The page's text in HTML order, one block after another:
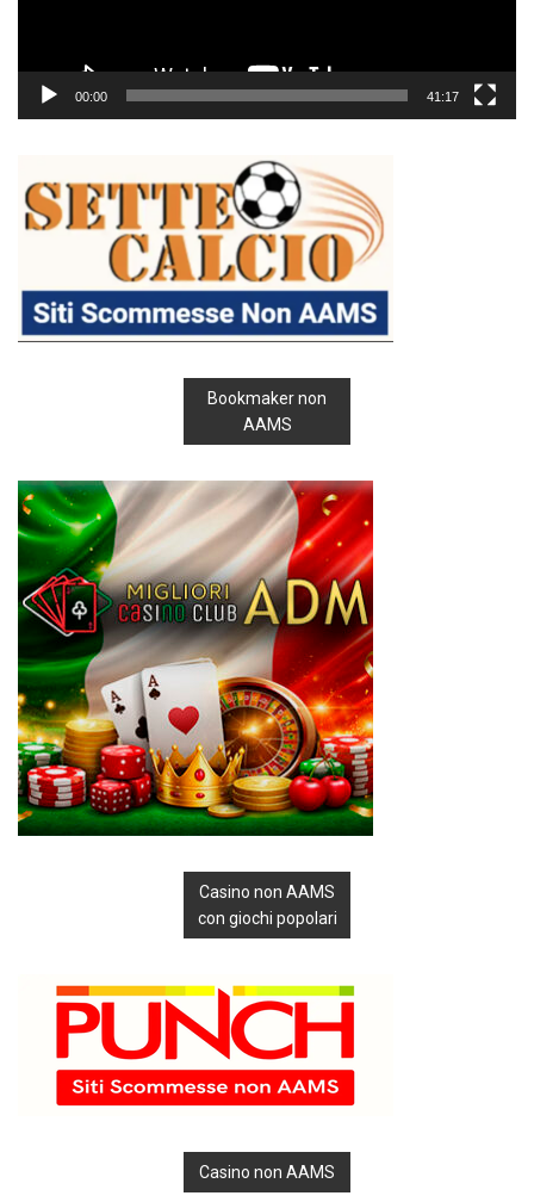
00:00 41:17
Bookmaker non
AAMS
Casino non AAMS
con giochi popolari
Casino non AAMS